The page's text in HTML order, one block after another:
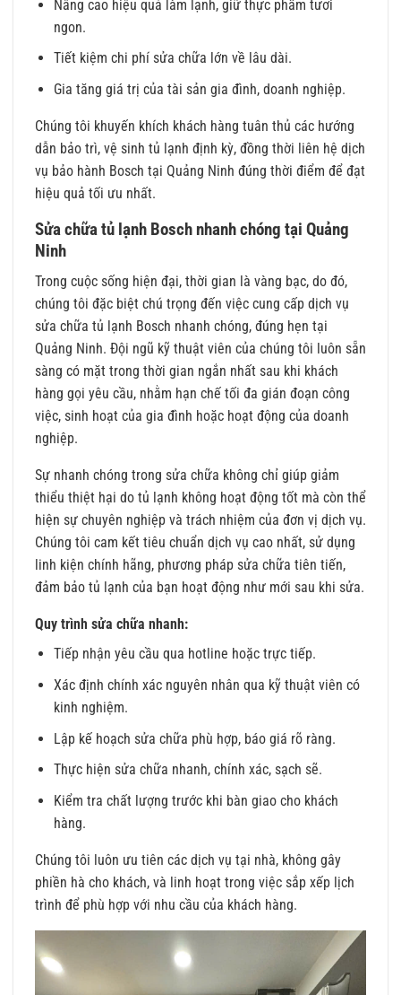
Nâng cao hiệu quả làm lạnh, giữ thực phẩm tươi
ngon.
Tiết kiệm chi phí sửa chữa lớn về lâu dài.
Gia tăng giá trị của tài sản gia đình, doanh nghiệp.
Chúng tôi khuyến khích khách hàng tuân thủ các hướng
dẫn bảo trì, vệ sinh tủ lạnh định kỳ, đồng thời liên hệ dịch
vụ bảo hành Bosch tại Quảng Ninh đúng thời điểm để đạt
hiệu quả tối ưu nhất.
Sửa chữa tủ lạnh Bosch nhanh chóng tại Quảng
Ninh
Trong cuộc sống hiện đại, thời gian là vàng bạc, do đó,
chúng tôi đặc biệt chú trọng đến việc cung cấp dịch vụ
sửa chữa tủ lạnh Bosch nhanh chóng, đúng hẹn tại
Quảng Ninh. Đội ngũ kỹ thuật viên của chúng tôi luôn sẵn
sàng có mặt trong thời gian ngắn nhất sau khi khách
hàng gọi yêu cầu, nhằm hạn chế tối đa gián đoạn công
việc, sinh hoạt của gia đình hoặc hoạt động của doanh
nghiệp.
Sự nhanh chóng trong sửa chữa không chỉ giúp giảm
thiểu thiệt hại do tủ lạnh không hoạt động tốt mà còn thể
hiện sự chuyên nghiệp và trách nhiệm của đơn vị dịch vụ.
Chúng tôi cam kết tiêu chuẩn dịch vụ cao nhất, sử dụng
linh kiện chính hãng, phương pháp sửa chữa tiên tiến,
đảm bảo tủ lạnh của bạn hoạt động như mới sau khi sửa.
Quy trình sửa chữa nhanh:
Tiếp nhận yêu cầu qua hotline hoặc trực tiếp.
Xác định chính xác nguyên nhân qua kỹ thuật viên có
kinh nghiệm.
Lập kế hoạch sửa chữa phù hợp, báo giá rõ ràng.
Thực hiện sửa chữa nhanh, chính xác, sạch sẽ.
Kiểm tra chất lượng trước khi bàn giao cho khách
hàng.
Chúng tôi luôn ưu tiên các dịch vụ tại nhà, không gây
phiền hà cho khách, và linh hoạt trong việc sắp xếp lịch
trình để phù hợp với nhu cầu của khách hàng.